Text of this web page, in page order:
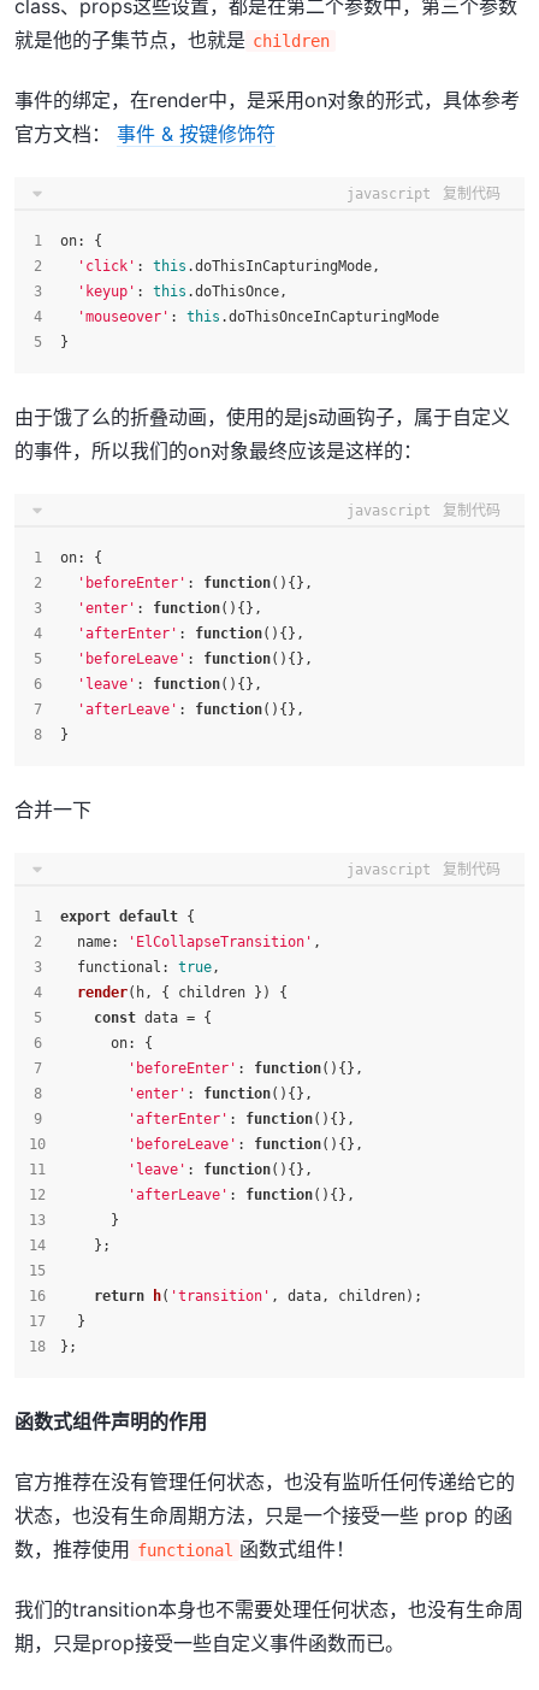
class、props这些设置，都是在第二个参数中，第三个参数
就是他的子集节点，也就是 children
事件的绑定，在render中，是采用on对象的形式，具体参考
官方文档： 事件 & 按键修饰符
javascript 复制代码
on: {
'click' : this .doThisInCapturingMode,
'keyup' : this .doThisOnce,
'mouseover' : this .doThisOnceInCapturingMode
}
由于饿了么的折叠动画，使用的是js动画钩子，属于自定义
的事件，所以我们的on对象最终应该是这样的：
javascript 复制代码
on: {
'beforeEnter' : function( ){},
'enter' : function( ){},
'afterEnter' : function( ){},
'beforeLeave' : function( ){},
'leave' : function( ){},
'afterLeave' : function( ){},
}
合并一下
javascript 复制代码
export default {
name: 'ElCollapseTransition' ,
functional : true,
render( h, { children } ) {
const data = {
on: {
'beforeEnter' : function( ){},
'enter' : function( ){},
'afterEnter' : function( ){},
'beforeLeave' : function( ){},
'leave' : function( ){},
'afterLeave' : function( ){},
      }
    };
return h( 'transition' , data, children);
  }
};
函数式组件声明的作用
官方推荐在没有管理任何状态，也没有监听任何传递给它的
状态，也没有生命周期方法，只是一个接受一些 prop 的函
数，推荐使用
functional 函数式组件！
我们的transition本身也不需要处理任何状态，也没有生命周
期，只是prop接受一些自定义事件函数而已。